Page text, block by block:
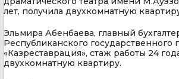
лет, получила двухкомнатную
Эльмира Абенбаева, главный
Республиканского государственного
«Казреставрация», стаж работы 24
двухкомнатную квартиру.